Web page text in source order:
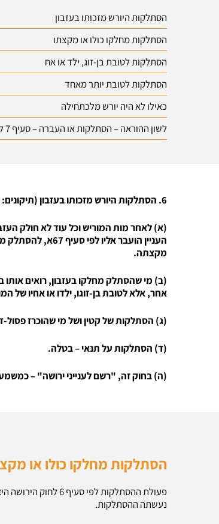
הסתלקות היורש מזכותו בעזבון
הסתלקות מחלקו כולו או מקצתו
הסתלקות לטובת בן-זוג, ילד או אח
הסתלקות לטובת יותר מאחד
כאילו לא היה יורש מלכתחילה
לשון ההוראה – הסתלקות או העברה – סעיף 7 לחוק
6. הסתלקות היורש מזכותו בעזבון (תיקונים: התשמ"ה, התשנ"ח)
(א) לאחר מות המוריש וכל עוד לא חולק
העניין הועבר
מקצתה.
(ב) מי שהסתלק מחלקו בעזבון, רואים
אחר, אלא לטובת בן-זוגו, ילדו או אחיו של
(ג) הסתלקות של קטין ושל מי שהוכרז
(ד) הסתלקות על תנאי – בטלה.
(ה) בחוק זה, "רשם לענייני ירושה" –
הסתלקות מחלקו כולו או
פעולת ההסתלקות
נעשתה ההסתלקות.